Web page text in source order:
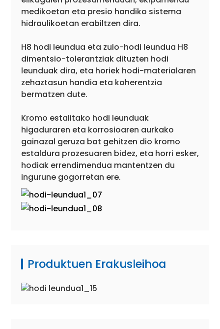
medikoetan eta presio handiko sistema
hidraulikoetan erabiltzen dira.
H8 hodi leundua eta zulo-hodi leundua H8
dimentsio-tolerantziak dituzten hodi
leunduak dira, eta horiek hodi-materialaren
zehaztasun handia eta koherentzia
bermatzen dute.
Kromo estalitako hodi leunduak
higaduraren eta korrosioaren aurkako
gainazal geruza bat gehitzen dio kromo
estaldura prozesuaren bidez, eta horri esker,
hodiak errendimendua mantentzen du
ingurune gogorretan ere.
Produktuen Erakusleihoa